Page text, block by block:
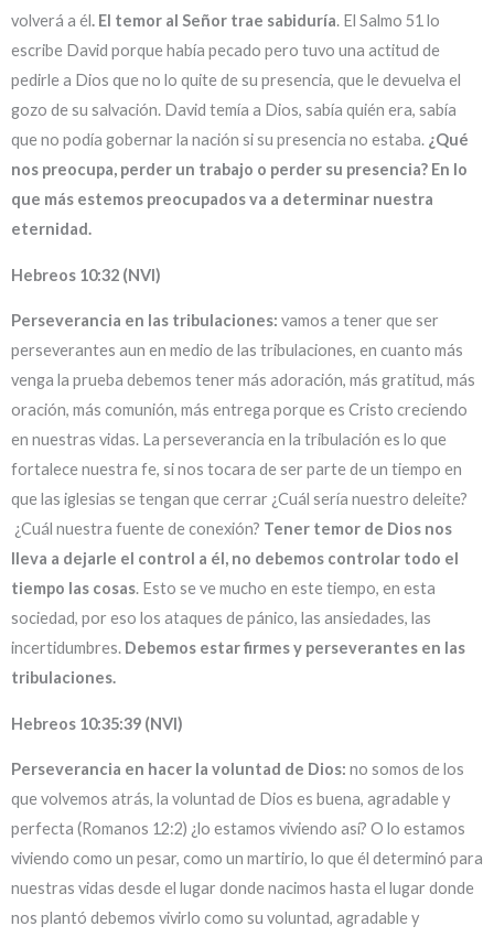
volverá a él. El temor al Señor trae sabiduría. El Salmo 51 lo
escribe David porque había pecado pero tuvo una actitud de
pedirle a Dios que no lo quite de su presencia, que le devuelva el
gozo de su salvación. David temía a Dios, sabía quién era, sabía
que no podía gobernar la nación si su presencia no estaba. ¿Qué
nos preocupa, perder un trabajo o perder su presencia? En lo
que más estemos preocupados va a determinar nuestra
eternidad.
Hebreos 10:32 (NVI)
Perseverancia en las tribulaciones: vamos a tener que ser
perseverantes aun en medio de las tribulaciones, en cuanto más
venga la prueba debemos tener más adoración, más gratitud, más
oración, más comunión, más entrega porque es Cristo creciendo
en nuestras vidas. La perseverancia en la tribulación es lo que
fortalece nuestra fe, si nos tocara de ser parte de un tiempo en
que las iglesias se tengan que cerrar ¿Cuál sería nuestro deleite?
¿Cuál nuestra fuente de conexión? Tener temor de Dios nos
lleva a dejarle el control a él, no debemos controlar todo el
tiempo las cosas. Esto se ve mucho en este tiempo, en esta
sociedad, por eso los ataques de pánico, las ansiedades, las
incertidumbres. Debemos estar firmes y perseverantes en las
tribulaciones.
Hebreos 10:35:39 (NVI)
Perseverancia en hacer la voluntad de Dios: no somos de los
que volvemos atrás, la voluntad de Dios es buena, agradable y
perfecta (Romanos 12:2) ¿lo estamos viviendo así? O lo estamos
viviendo como un pesar, como un martirio, lo que él determinó para
nuestras vidas desde el lugar donde nacimos hasta el lugar donde
nos plantó debemos vivirlo como su voluntad, agradable y